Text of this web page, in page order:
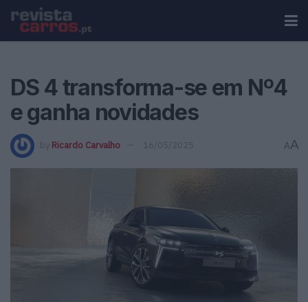
DS 4 transforma-se em Nº4
e ganha novidades
by Ricardo Carvalho 16/05/2025 AA